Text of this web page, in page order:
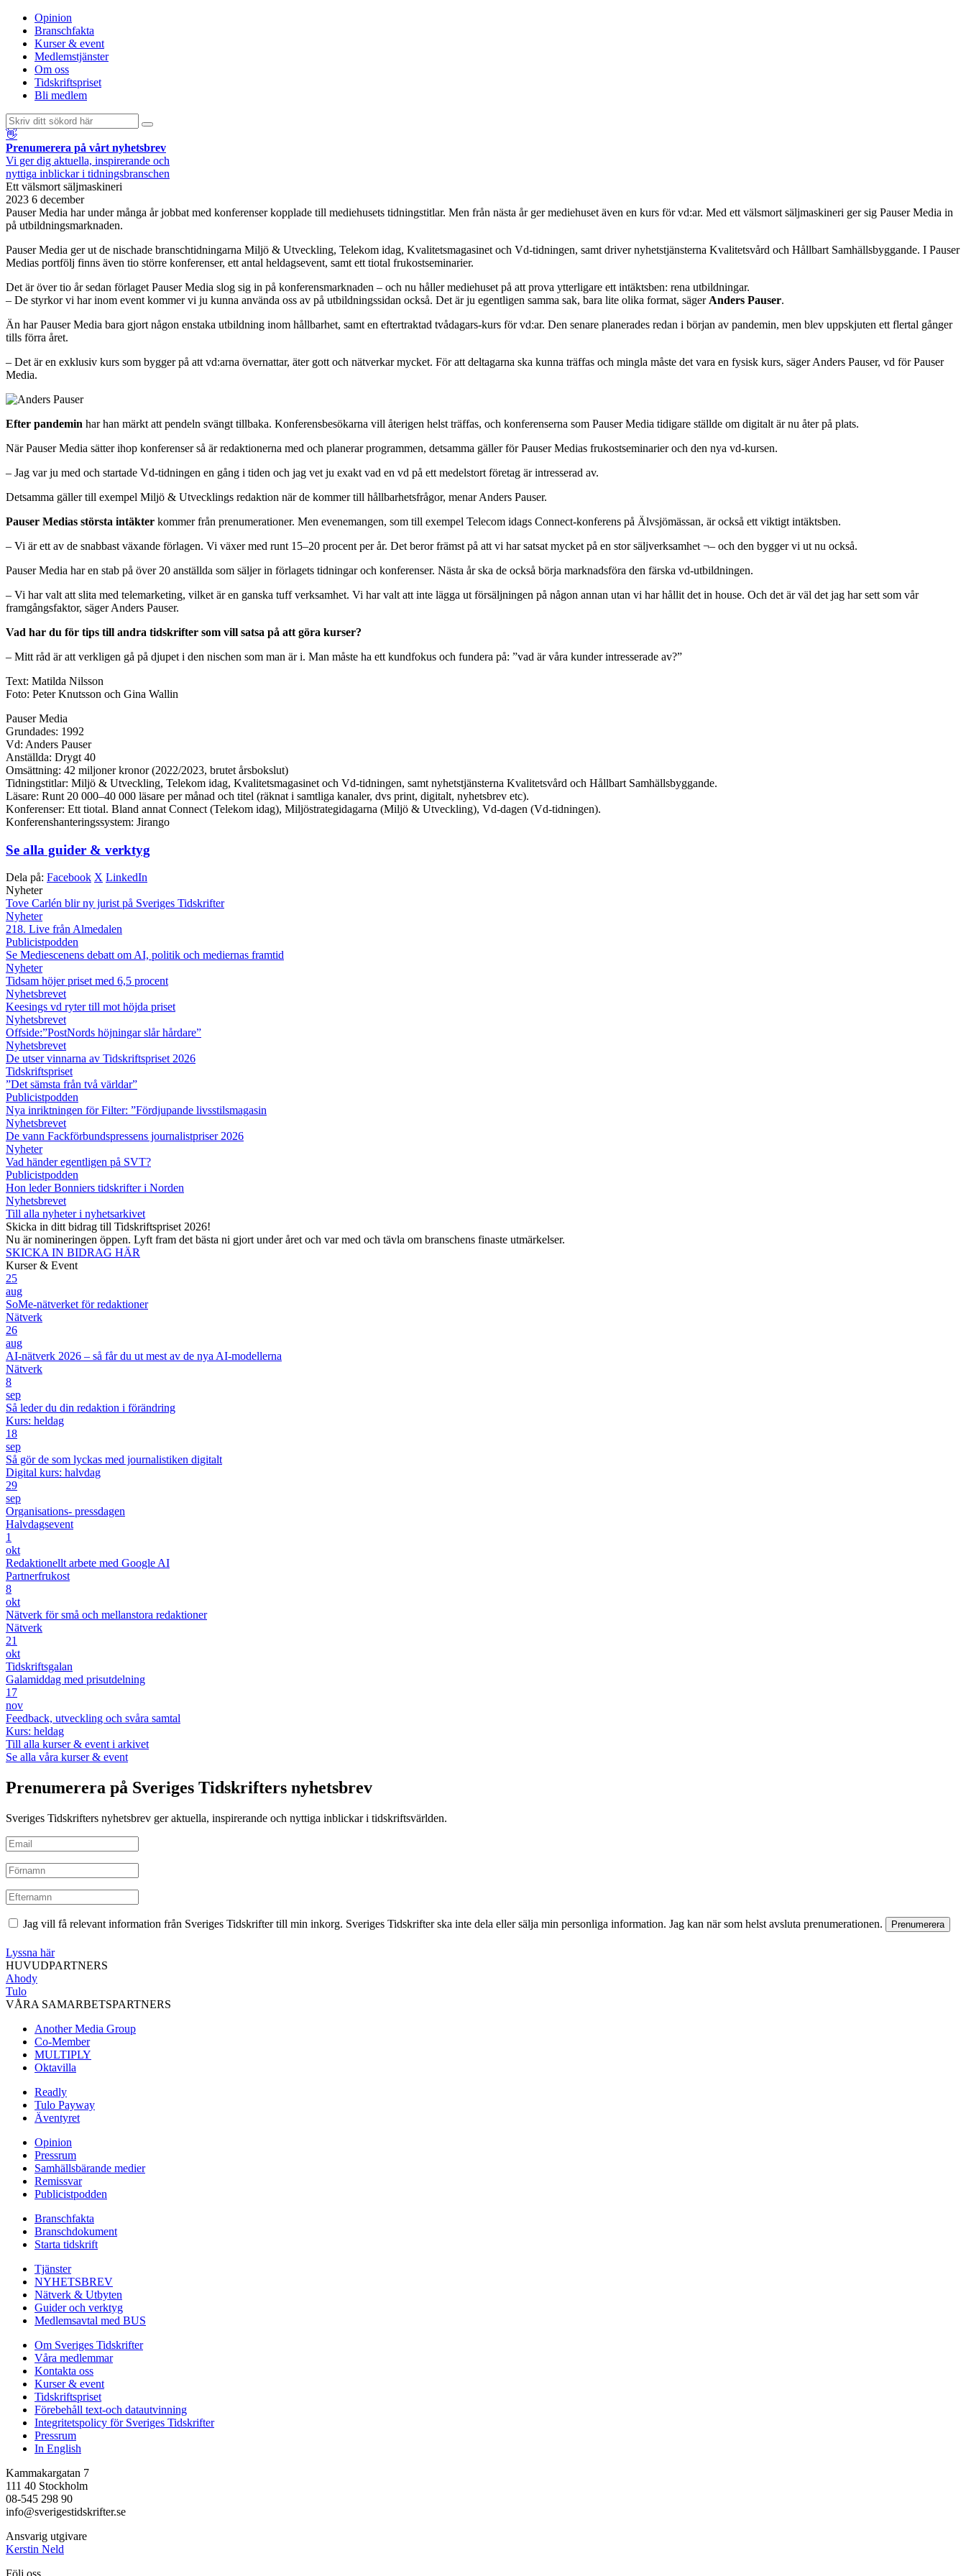
Opinion
Branschfakta
Kurser & event
Medlemstjänster
Om oss
Tidskriftspriset
Bli medlem
👋
Prenumerera på vårt nyhetsbrev
Vi ger dig aktuella, inspirerande och
nyttiga inblickar i tidningsbranschen
Ett välsmort säljmaskineri
2023 6 december
Pauser Media har under många år jobbat med konferenser kopplade till mediehusets tidningstitlar. Men från nästa år ger mediehuset även en kurs för vd:ar. Med ett välsmort säljmaskineri ger sig Pauser Media in
på utbildningsmarknaden.
Pauser Media ger ut de nischade branschtidningarna Miljö & Utveckling, Telekom idag, Kvalitetsmagasinet och Vd-tidningen, samt driver nyhetstjänsterna Kvalitetsvård och Hållbart Samhällsbyggande. I Pauser
Medias portfölj finns även tio större konferenser, ett antal heldagsevent, samt ett tiotal frukostseminarier.
Det är över tio år sedan förlaget Pauser Media slog sig in på konferensmarknaden – och nu håller mediehuset på att prova ytterligare ett intäktsben: rena utbildningar.
– De styrkor vi har inom event kommer vi ju kunna använda oss av på utbildningssidan också. Det är ju egentligen samma sak, bara lite olika format, säger Anders Pauser.
Än har Pauser Media bara gjort någon enstaka utbildning inom hållbarhet, samt en eftertraktad tvådagars-kurs för vd:ar. Den senare planerades redan i början av pandemin, men blev uppskjuten ett flertal gånger
tills förra året.
– Det är en exklusiv kurs som bygger på att vd:arna övernattar, äter gott och nätverkar mycket. För att deltagarna ska kunna träffas och mingla måste det vara en fysisk kurs, säger Anders Pauser, vd för Pauser
Media.
Efter pandemin har han märkt att pendeln svängt tillbaka. Konferensbesökarna vill återigen helst träffas, och konferenserna som Pauser Media tidigare ställde om digitalt är nu åter på plats.
När Pauser Media sätter ihop konferenser så är redaktionerna med och planerar programmen, detsamma gäller för Pauser Medias frukostseminarier och den nya vd-kursen.
– Jag var ju med och startade Vd-tidningen en gång i tiden och jag vet ju exakt vad en vd på ett medelstort företag är intresserad av.
Detsamma gäller till exempel Miljö & Utvecklings redaktion när de kommer till hållbarhetsfrågor, menar Anders Pauser.
Pauser Medias största intäkter kommer från prenumerationer. Men evenemangen, som till exempel Telecom idags Connect-konferens på Älvsjömässan, är också ett viktigt intäktsben.
– Vi är ett av de snabbast växande förlagen. Vi växer med runt 15–20 procent per år. Det beror främst på att vi har satsat mycket på en stor säljverksamhet ¬– och den bygger vi ut nu också.
Pauser Media har en stab på över 20 anställda som säljer in förlagets tidningar och konferenser. Nästa år ska de också börja marknadsföra den färska vd-utbildningen.
– Vi har valt att slita med telemarketing, vilket är en ganska tuff verksamhet. Vi har valt att inte lägga ut försäljningen på någon annan utan vi har hållit det in house. Och det är väl det jag har sett som vår
framgångsfaktor, säger Anders Pauser.
Vad har du för tips till andra tidskrifter som vill satsa på att göra kurser?
– Mitt råd är att verkligen gå på djupet i den nischen som man är i. Man måste ha ett kundfokus och fundera på: ”vad är våra kunder intresserade av?”
Text: Matilda Nilsson
Foto: Peter Knutsson och Gina Wallin
Pauser Media
Grundades: 1992
Vd: Anders Pauser
Anställda: Drygt 40
Omsättning: 42 miljoner kronor (2022/2023, brutet årsbokslut)
Tidningstitlar: Miljö & Utveckling, Telekom idag, Kvalitetsmagasinet och Vd-tidningen, samt nyhetstjänsterna Kvalitetsvård och Hållbart Samhällsbyggande.
Läsare: Runt 20 000–40 000 läsare per månad och titel (räknat i samtliga kanaler, dvs print, digitalt, nyhetsbrev etc).
Konferenser: Ett tiotal. Bland annat Connect (Telekom idag), Miljöstrategidagarna (Miljö & Utveckling), Vd-dagen (Vd-tidningen).
Konferenshanteringssystem: Jirango
Se alla guider & verktyg
Dela på: Facebook X LinkedIn
Nyheter
Tove Carlén blir ny jurist på Sveriges Tidskrifter
Nyheter
218. Live från Almedalen
Publicistpodden
Se Mediescenens debatt om AI, politik och mediernas framtid
Nyheter
Tidsam höjer priset med 6,5 procent
Nyhetsbrevet
Keesings vd ryter till mot höjda priset
Nyhetsbrevet
Offside:”PostNords höjningar slår hårdare”
Nyhetsbrevet
De utser vinnarna av Tidskriftspriset 2026
Tidskriftspriset
”Det sämsta från två världar”
Publicistpodden
Nya inriktningen för Filter: ”Fördjupande livsstilsmagasin
Nyhetsbrevet
De vann Fackförbundspressens journalistpriser 2026
Nyheter
Vad händer egentligen på SVT?
Publicistpodden
Hon leder Bonniers tidskrifter i Norden
Nyhetsbrevet
Till alla nyheter i nyhetsarkivet
Skicka in ditt bidrag till Tidskriftspriset 2026!
Nu är nomineringen öppen. Lyft fram det bästa ni gjort under året och var med och tävla om branschens finaste utmärkelser.
SKICKA IN BIDRAG HÄR
Kurser & Event
25
aug
SoMe-nätverket för redaktioner
Nätverk
26
aug
AI-nätverk 2026 – så får du ut mest av de nya AI-modellerna
Nätverk
8
sep
Så leder du din redaktion i förändring
Kurs: heldag
18
sep
Så gör de som lyckas med journalistiken digitalt
Digital kurs: halvdag
29
sep
Organisations- pressdagen
Halvdagsevent
1
okt
Redaktionellt arbete med Google AI
Partnerfrukost
8
okt
Nätverk för små och mellanstora redaktioner
Nätverk
21
okt
Tidskriftsgalan
Galamiddag med prisutdelning
17
nov
Feedback, utveckling och svåra samtal
Kurs: heldag
Till alla kurser & event i arkivet
Se alla våra kurser & event
Prenumerera på Sveriges Tidskrifters nyhetsbrev
Sveriges Tidskrifters nyhetsbrev ger aktuella, inspirerande och nyttiga inblickar i tidskriftsvärlden.
Jag vill få relevant information från Sveriges Tidskrifter till min inkorg. Sveriges Tidskrifter ska inte dela eller sälja min personliga information. Jag kan när som helst avsluta prenumerationen.
Lyssna här
HUVUDPARTNERS
Ahody
Tulo
VÅRA SAMARBETSPARTNERS
Another Media Group
Co-Member
MULTIPLY
Oktavilla
Readly
Tulo Payway
Äventyret
Opinion
Pressrum
Samhällsbärande medier
Remissvar
Publicistpodden
Branschfakta
Branschdokument
Starta tidskrift
Tjänster
NYHETSBREV
Nätverk & Utbyten
Guider och verktyg
Medlemsavtal med BUS
Om Sveriges Tidskrifter
Våra medlemmar
Kontakta oss
Kurser & event
Tidskriftspriset
Förebehåll text-och datautvinning
Integritetspolicy för Sveriges Tidskrifter
Pressrum
In English
Kammakargatan 7
111 40 Stockholm
08-545 298 90
info@sverigestidskrifter.se
Ansvarig utgivare
Kerstin Neld